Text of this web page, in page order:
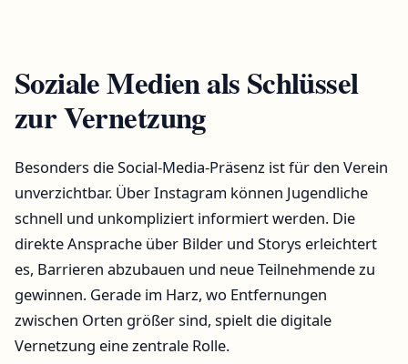
Soziale Medien als Schlüssel
zur Vernetzung
Besonders die Social-Media-Präsenz ist für den Verein
unverzichtbar. Über Instagram können Jugendliche
schnell und unkompliziert informiert werden. Die
direkte Ansprache über Bilder und Storys erleichtert
es, Barrieren abzubauen und neue Teilnehmende zu
gewinnen. Gerade im Harz, wo Entfernungen
zwischen Orten größer sind, spielt die digitale
Vernetzung eine zentrale Rolle.